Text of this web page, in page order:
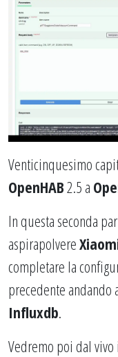
Venticinquesimo
OpenHAB2.5 a
In questa seconda
aspirapolvere
completare la
precedente andando
Influxdb.
Vedremo poi dal